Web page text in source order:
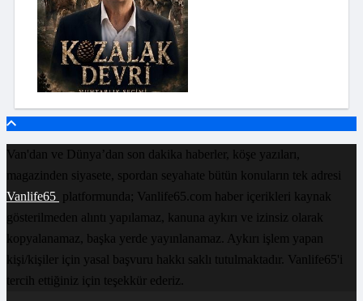
Van'dan ve Dünya’dan son dakika haberler, köşe yazıları,
magazinden siyasete, spordan seyahate bütün konuların tek adresi
Vanlife65 platformunda; Vanlife65.com haber içerikleri kaynak
gösterilmeden alıntı yapılamaz, kanuna aykırı ve izinsiz olarak
kopyalanamaz, başka yerde yayınlanamaz. Aykırı işlem yapan
kişi/kişiler için yasal başvuru hakkı saklı tutulmaktadır. Vanlife65'i
tercih ettiğiniz için teşekkür ederiz.